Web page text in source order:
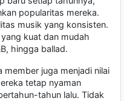
popularitas mereka.
musik yang konsisten.
kuat dan mudah
hingga ballad.
member juga menjadi nilai
tetap nyaman
tahun lalu. Tidak